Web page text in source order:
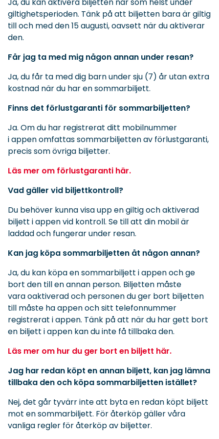
Ja, du kan aktivera biljetten när som helst under
giltighetsperioden. Tänk på att biljetten bara är giltig
till och med den 15 augusti, oavsett när du aktiverar
den.
Får jag ta med mig någon annan under resan?
Ja, du får ta med dig barn under sju (7) år utan extra
kostnad när du har en sommarbiljett.
Finns det förlustgaranti för sommarbiljetten?
Ja. Om du har registrerat ditt mobilnummer
i appen omfattas sommarbiljetten av förlustgaranti,
precis som övriga biljetter.
Läs mer om förlustgaranti här.
Vad gäller vid biljettkontroll?
Du behöver kunna visa upp en giltig och aktiverad
biljett i appen vid kontroll. Se till att din mobil är
laddad och fungerar under resan.
Kan jag köpa sommarbiljetten åt någon annan?
Ja, du kan köpa en sommarbiljett i appen och ge
bort den till en annan person. Biljetten måste
vara oaktiverad och personen du ger bort biljetten
till måste ha appen och sitt telefonnummer
registrerat i appen. Tänk på att när du har gett bort
en biljett i appen kan du inte få tillbaka den.
Läs mer om hur du ger bort en biljett här.
Jag har redan köpt en annan biljett, kan jag lämna
tillbaka den och köpa sommarbiljetten istället?
Nej, det går tyvärr inte att byta en redan köpt biljett
mot en sommarbiljett. För återköp gäller våra
vanliga regler för återköp av biljetter.